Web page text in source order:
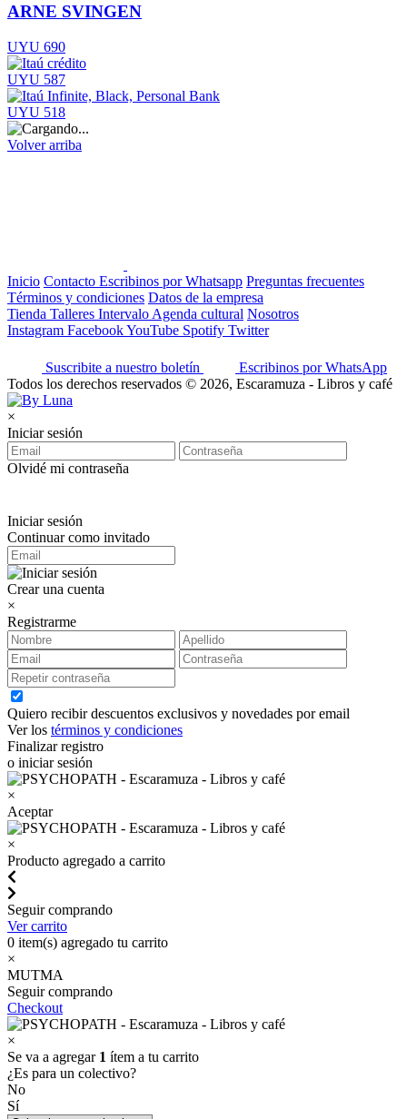
ARNE SVINGEN
UYU 690
UYU 587
UYU 518
Volver arriba
Inicio Contacto Escribinos por Whatsapp Preguntas frecuentes
Términos y condiciones Datos de la empresa
Tienda Talleres Intervalo Agenda cultural Nosotros
Instagram FacebookYouTube Spotify Twitter
Suscribite a nuestro boletín
Escribinos por WhatsApp
Todos los derechos reservados © 2026, Escaramuza - Libros y café
×
Iniciar sesión
Olvidé mi contraseña
Iniciar sesión
Continuar como invitado
Crear una cuenta
×
Registrarme
Quiero recibir descuentos exclusivos y novedades por email
Ver los términos y condiciones
Finalizar registro
o iniciar sesión
×
Aceptar
×
Producto agregado a carrito
Seguir comprando
Ver carrito
0 item(s) agregado tu carrito
×
MUTMA
Seguir comprando
Checkout
×
Se va a agregar 1 ítem a tu carrito
¿Es para un colectivo?
No
Sí